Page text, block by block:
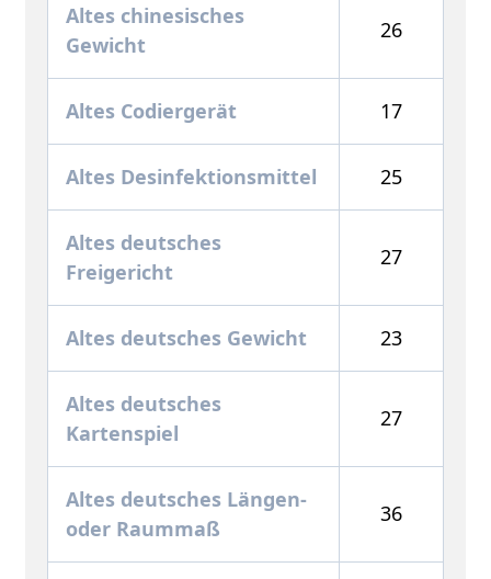
Altes chinesisches
Gewicht
26
Altes Codiergerät 17
Altes Desinfektionsmittel 25
Altes deutsches
Freigericht
27
Altes deutsches Gewicht 23
Altes deutsches
Kartenspiel
27
Altes deutsches Längen-
oder Raummaß
36